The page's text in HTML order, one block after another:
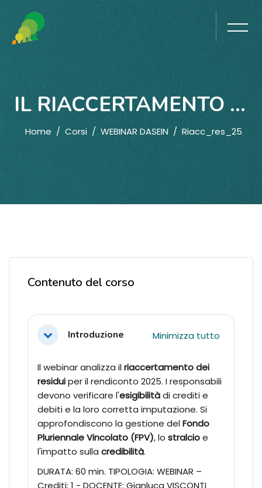
IL RIACCERTAMENTO DEI RESIDUI E APPROFONDIMENTI SUL RENDICONTO DI GESTIONE 2025
Home Corsi WEBINAR DASEIN Riacc_res_25
Contenuto del corso
Schema della sezione
MinimizzaIntroduzione Minimizza tutto
Il webinar analizza ilriaccertamento dei
residuiper il rendiconto 2025. I responsabili
devono verificare l'esigibilitàdi crediti e
debiti e la loro corretta imputazione. Si
approfondiscono la gestione delFondo
Pluriennale Vincolato (FPV), lo stralcioe
l'impatto sulla credibilità.
DURATA: 60 min. TIPOLOGIA: WEBINAR –
Crediti: 1 - DOCENTE: Gianluca VISCONTI